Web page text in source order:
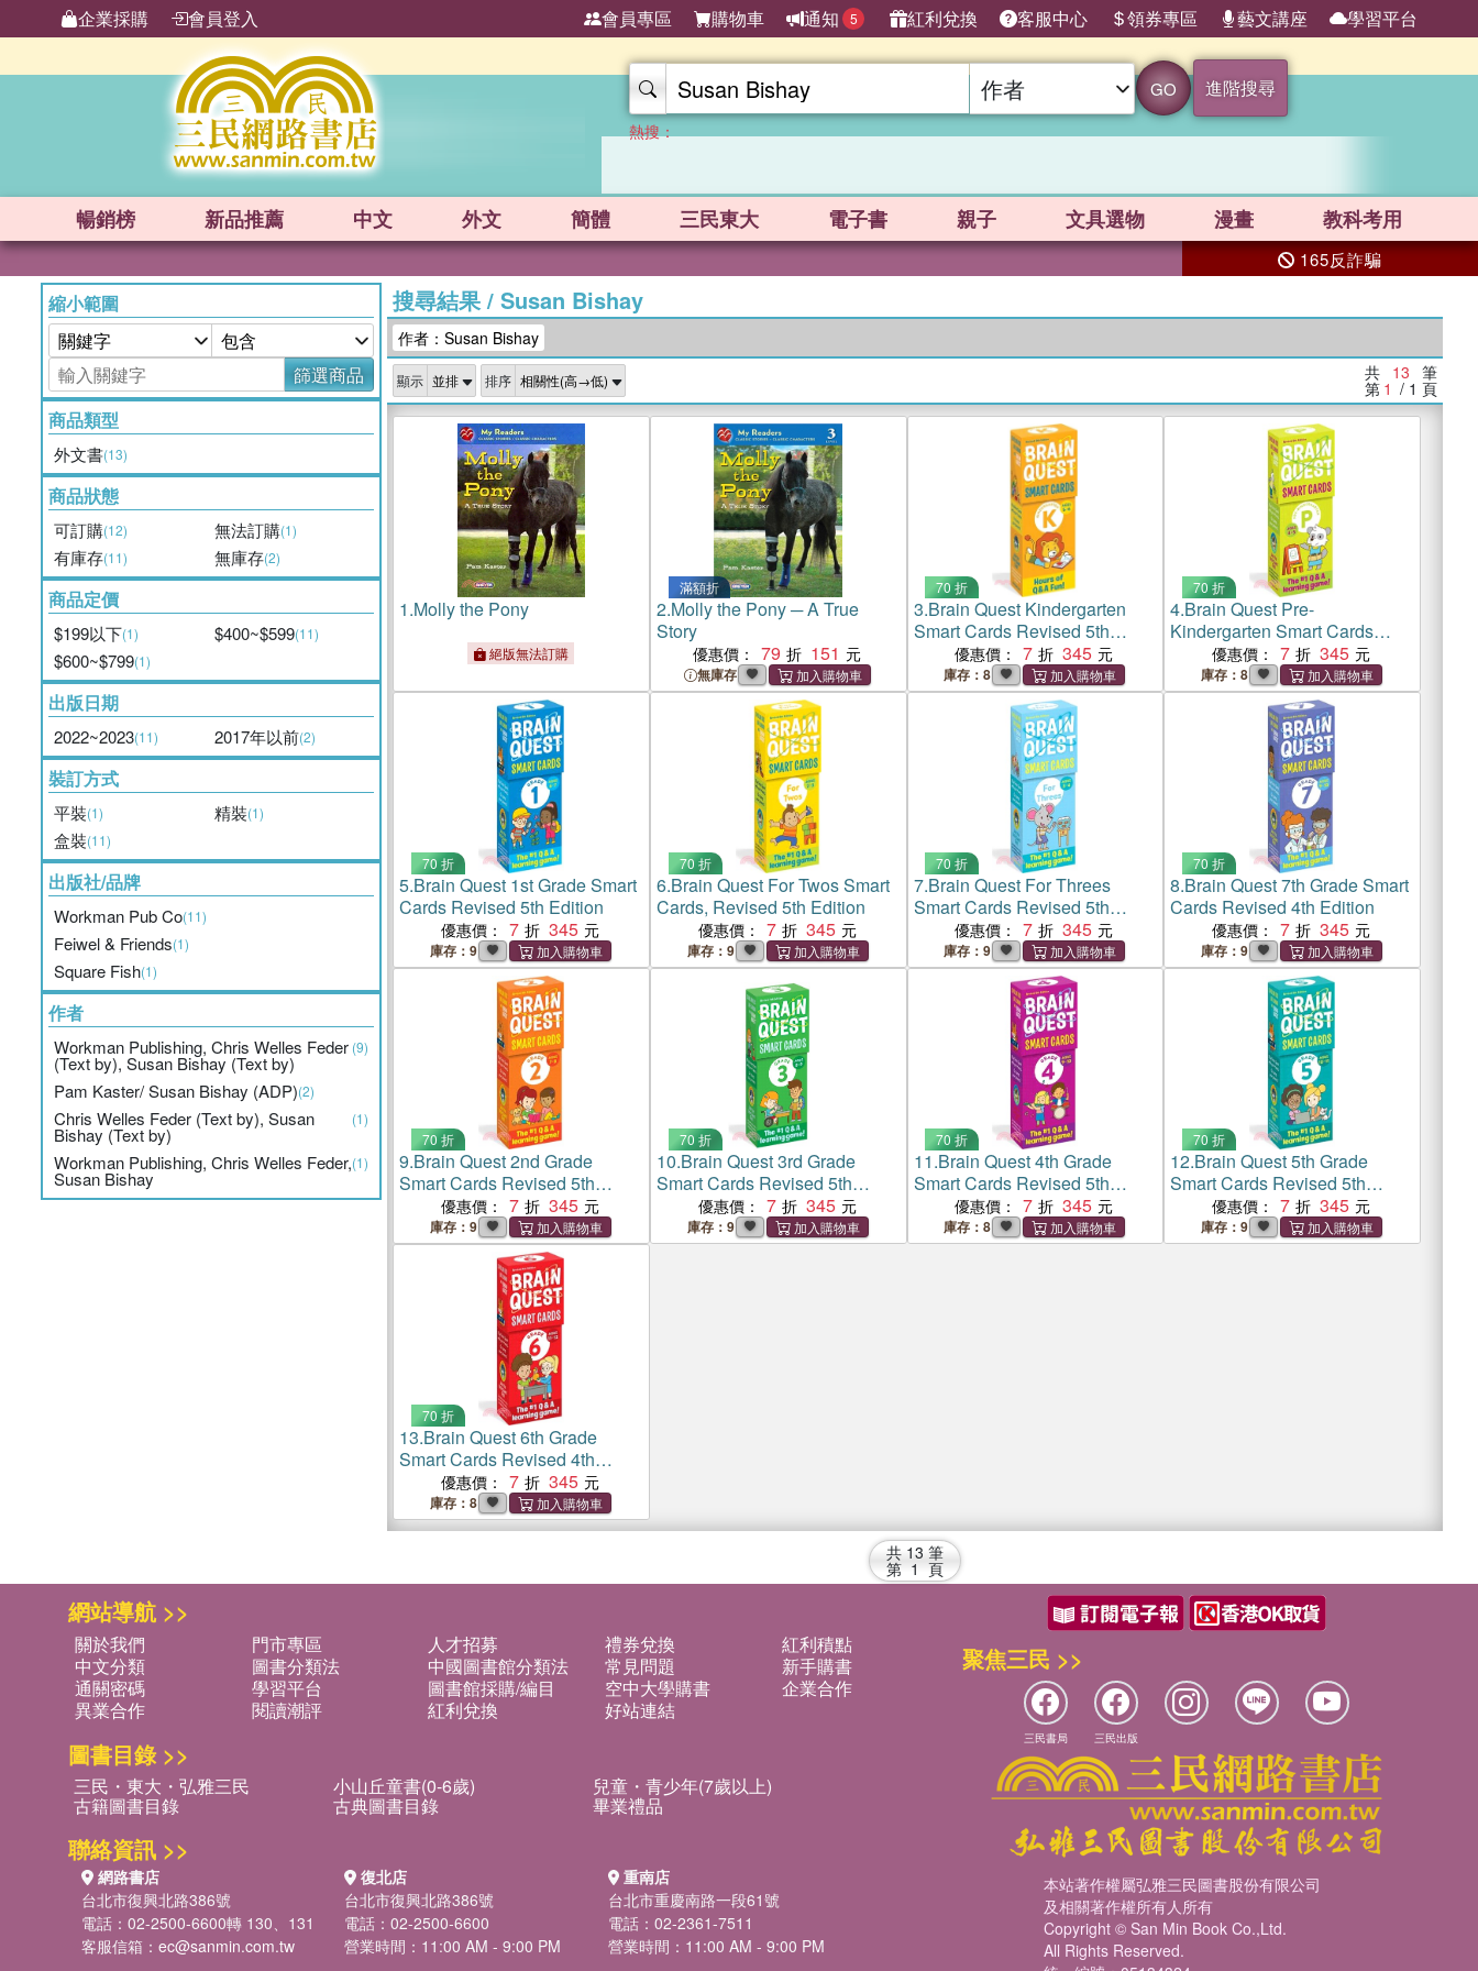
企業採購 會員登入 會員專區 購物車 通知 5 紅利兌換 客服中心 領券專區 藝文講座 學習平台
GO 進階搜尋
熱搜：
暢銷榜 新品推薦 中文 外文 簡體 三民東大 電子書 親子 文具選物 漫畫 教科考用
165反詐騙
縮小範圍
篩選商品
商品類型
外文書(13)
商品狀態
可訂購(12) 無法訂購(1)
有庫存(11) 無庫存(2)
商品定價
$199以下(1) $400~$599(11)
$600~$799(1)
出版日期
2022~2023(11) 2017年以前(2)
裝訂方式
平裝(1) 精裝(1)
盒裝(11)
出版社/品牌
Workman Pub Co(11)
Feiwel & Friends(1)
Square Fish(1)
作者
Workman Publishing, Chris Welles Feder
(Text by), Susan Bishay (Text by)
(9)
Pam Kaster/ Susan Bishay (ADP)(2)
Chris Welles Feder (Text by), Susan
Bishay (Text by)
(1)
Workman Publishing, Chris Welles Feder,
Susan Bishay
(1)
搜尋結果/ Susan Bishay
作者：Susan Bishay
顯示 排序 共 13 筆
第 1 / 1 頁
1.Molly the Pony
絕版無法訂購
滿額折
2.Molly the Pony ─ A True
Story
優惠價： 79 151
無庫存
70 折
3.Brain Quest Kindergarten
Smart Cards Revised 5th
Edition優惠價： 7 345
庫存：8
70 折
4.Brain Quest Pre-
Kindergarten Smart Cards
Revised 5th Edition
優惠價： 7 345
庫存：8
70 折
5.Brain Quest 1st Grade Smart
Cards Revised 5th Edition
優惠價： 7 345
庫存：9
70 折
6.Brain Quest For Twos Smart
Cards, Revised 5th Edition
優惠價： 7 345
庫存：9
70 折
7.Brain Quest For Threes
Smart Cards Revised 5th
Edition優惠價： 7 345
庫存：9
70 折
8.Brain Quest 7th Grade Smart
Cards Revised 4th Edition
優惠價： 7 345
庫存：9
70 折
9.Brain Quest 2nd Grade
Smart Cards Revised 5th
Edition優惠價： 7 345
庫存：9
70 折
10.Brain Quest 3rd Grade
Smart Cards Revised 5th
Edition優惠價： 7 345
庫存：9
70 折
11.Brain Quest 4th Grade
Smart Cards Revised 5th
Edition優惠價： 7 345
庫存：8
70 折
12.Brain Quest 5th Grade
Smart Cards Revised 5th
Edition優惠價： 7 345
庫存：9
70 折
13.Brain Quest 6th Grade
Smart Cards Revised 4th
Edition優惠價： 7 345
庫存：8
共 13 筆
第 1 頁
網站導航 >>
關於我們 門市專區 人才招募 禮券兌換
紅利積點
中文分類
圖書分類法 中國圖書館分類法 常見問題
新手購書
通關密碼
學習平台 圖書館採購/編目 空中大學購書
企業合作
異業合作
閱讀潮評 紅利兌換 好站連結
圖書目錄 >>
三民・東大・弘雅三民 小山丘童書(0-6歲) 兒童・青少年(7歲以上)
古籍圖書目錄 古典圖書目錄 畢業禮品
聯絡資訊 >>
網路書店
台北市復興北路386號
電話：02-2500-6600轉 130、131
客服信箱： ec@sanmin.com.tw
復北店
台北市復興北路386號
電話：02-2500-6600
營業時間：11:00 AM - 9:00 PM
重南店
台北市重慶南路一段61號
電話：02-2361-7511
營業時間：11:00 AM - 9:00 PM
聚焦三民 >>
三民書局 三民出版
本站著作權屬弘雅三民圖書股份有限公司
及相關著作權所有人所有
Copyright © San Min Book Co.,Ltd.
All Rights Reserved.